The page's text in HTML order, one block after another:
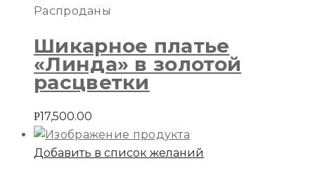
Распроданы
Шикарное платье
«Линда» в золотой
расцветки
Р17,500.00
Добавить в список желаний